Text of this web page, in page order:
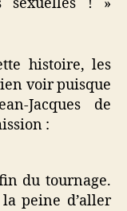
histoire, les
voir puisque
Jacques de
:
du tournage.
peine d’aller